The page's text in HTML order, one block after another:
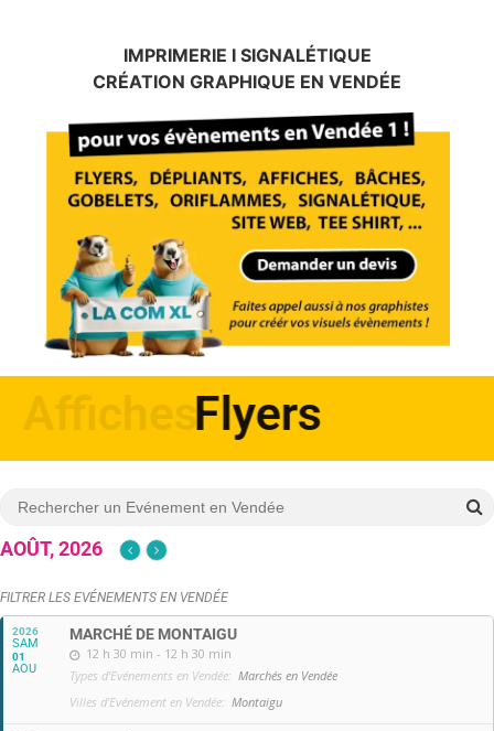
IMPRIMERIE I SIGNALÉTIQUE
CRÉATION GRAPHIQUE EN VENDÉE
Affiches
AOÛT, 2026
FILTRER LES EVÉNEMENTS EN VENDÉE
2026
SAM
01
AOU
MARCHÉ DE MONTAIGU
12 h 30 min - 12 h 30 min
Types d'Evénements en Vendée: Marchés en Vendée
Villes d'Evénement en Vendée: Montaigu